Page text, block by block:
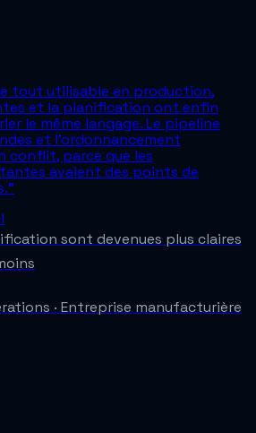
tout utilisable en production,
et la planification ont enfin
le même langage. Le pipeline
et l'ordonnancement
conflit, parce que les
avaient des points de
”
sont devenues plus claires
· Entreprise manufacturière